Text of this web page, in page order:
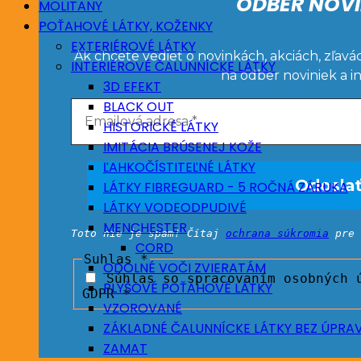
Ak chcete vedieť o novinkách, akciách,
na odber noviniek a
Toto nie je spam! Čítaj ochrana súkromia pre
Suhlas*
Súhlas so spracovaním
GDPR *
MOLITANY
POŤAHOVÉ LÁTKY, KOŽENKY
EXTERIÉROVÉ LÁTKY
INTERIÉROVÉ ČALUNNÍCKE LÁTKY
3D EFEKT
BLACK OUT
HISTORICKÉ LÁTKY
IMITÁCIA BRÚSENEJ KOŽE
ĽAHKOČÍSTITEĽNÉ LÁTKY
LÁTKY FIBREGUARD - 5 ROČNÁ ZÁRUKA
LÁTKY VODEODPUDIVÉ
MENCHESTER
CORD
ODOLNÉ VOČI ZVIERATÁM
PLYŠOVÉ POŤAHOVÉ LÁTKY
VZOROVANÉ
ZÁKLADNÉ ČALUNNÍCKE LÁTKY BEZ
ZAMAT